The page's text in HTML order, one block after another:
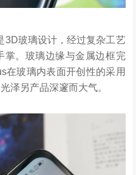
3D玻璃设计，经过复杂工艺
掌。玻璃边缘与金属边框完
在玻璃内表面开创性的采用
泽另产品深邃而大气。